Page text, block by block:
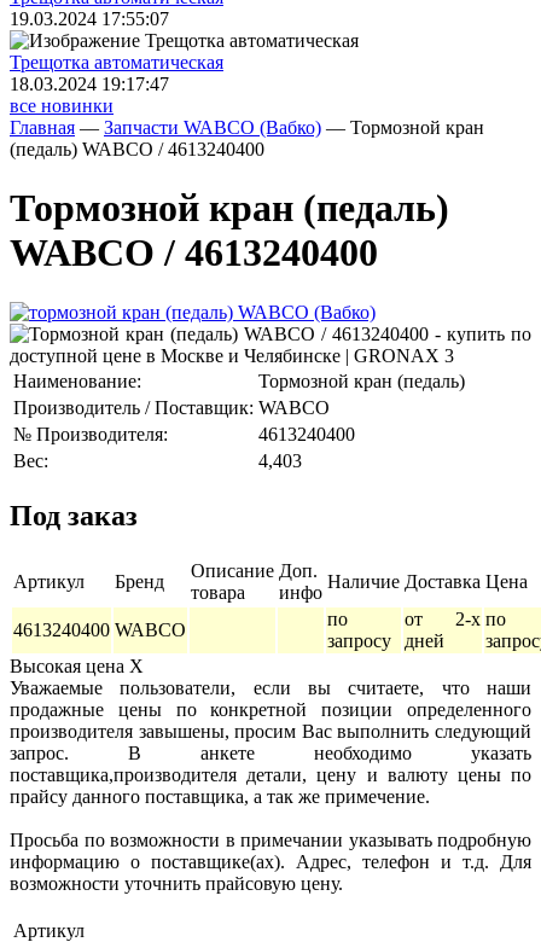
19.03.2024 17:55:07
Трещoтка автоматическая
18.03.2024 19:17:47
все новинки
Главная — Запчасти WABCO (Вабко) — Тормозной кран
(педаль) WABCO / 4613240400
Тормозной кран (педаль)
WABCO / 4613240400
Наименование:
Тормозной кран (педаль)
Производитель / Поставщик: WABCO
№ Производителя:
4613240400
Вес:
4,403
Под заказ
Артикул Бренд
Описание
товара
Доп.
инфо
Наличие Доставка Цена
4613240400 WABCO
по
запросу
от 2-х
дней
по
Высокая цена X
Уважаемые пользователи, если вы считаете, что наши
продажные цены по конкретной позиции определенного
производителя завышены, просим Вас выполнить следующий
запрос. В анкете необходимо указать
поставщика,производителя детали, цену и валюту цены по
прайсу данного поставщика, а так же примечение.
Просьба по возможности в примечании указывать подробную
информацию о поставщике(ах). Адрес, телефон и т.д. Для
возможности уточнить прайсовую цену.
Артикул